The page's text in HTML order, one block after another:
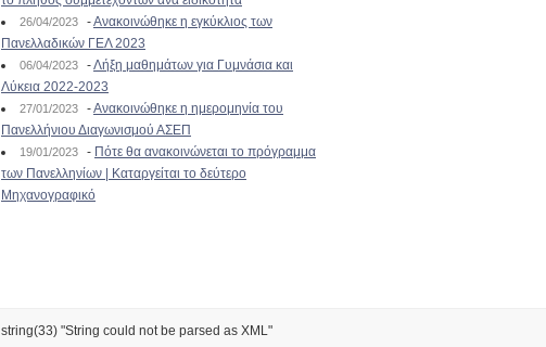
26/04/2023 -Ανακοινώθηκε η εγκύκλιος των
Πανελλαδικών ΓΕΛ 2023
06/04/2023 -Λήξη μαθημάτων για Γυμνάσια και
Λύκεια 2022-2023
27/01/2023 -Ανακοινώθηκε η ημερομηνία του
Πανελλήνιου Διαγωνισμού ΑΣΕΠ
19/01/2023 - Πότε θα ανακοινώνεται το πρόγραμμα
των Πανελληνίων | Καταργείται το δεύτερο
Μηχανογραφικό
string(33) "String could not be parsed as XML"